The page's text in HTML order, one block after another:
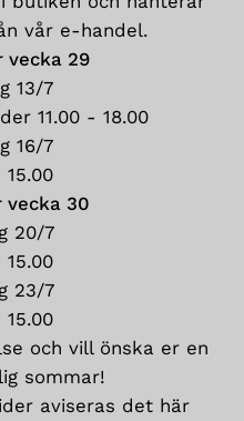
vår e-handel.
vecka 29
13/7
11.00 - 18.00
16/7
30
20/7
23/7
och vill önska er en
sommar!
aviseras det här